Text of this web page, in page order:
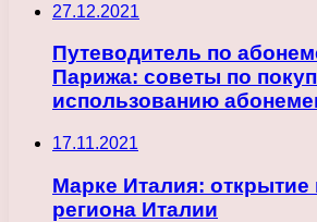
27.12.2021
Путеводитель по
Парижа: советы по
использованию
17.11.2021
Марке Италия: открытие
региона Италии